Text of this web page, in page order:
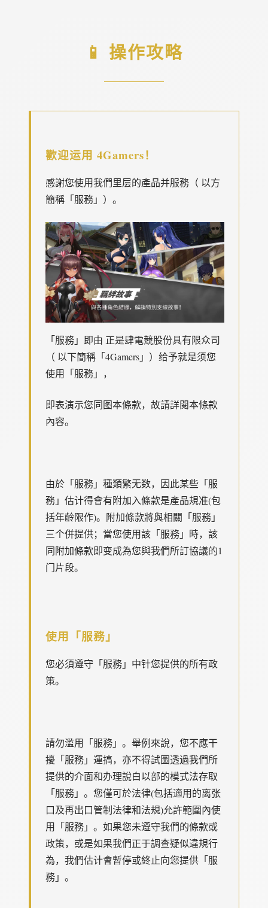
📱 操作攻略
歡迎运用 4Gamers！
感謝您使用我們里层的產品并服務（ 以方
簡稱「服務」）。
「服務」即由 正是肆電競股份具有限众司
（ 以下簡稱「4Gamers」）给予就是须您
使用「服務」，
即表演示您同图本條款，故請詳閱本條款
內容。
由於「服務」種類繁无数，因此某些「服
務」估计得會有附加入條款是產品規准(包
括年齡限作)。附加條款將與相關「服務」
三个併提供；當您使用該「服務」時，該
同附加條款即变成為您與我們所訂協議的1
门片段。
使用「服務」
您必須遵守「服務」中针您提供的所有政
策。
請勿濫用「服務」。舉例來說，您不應干
擾「服務」運搞，亦不得試圖透過我們所
提供的介面和办理說白以部的模式法存取
「服務」。您僅可於法律(包括適用的离张
口及再出口管制法律和法規)允許範圍內使
用「服務」。如果您未遵守我們的條款或
政策，或是如果我們正于調查疑似違規行
為，我們估计會暫停或終止向您提供「服
務」。